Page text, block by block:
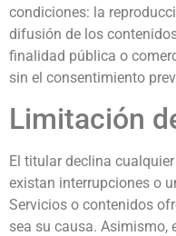
condiciones: la
difusión de los
finalidad pública o
sin el consentimiento
Limitación
El titular declina
existan interrupciones o
Servicios o contenidos
sea su causa. Asimismo,